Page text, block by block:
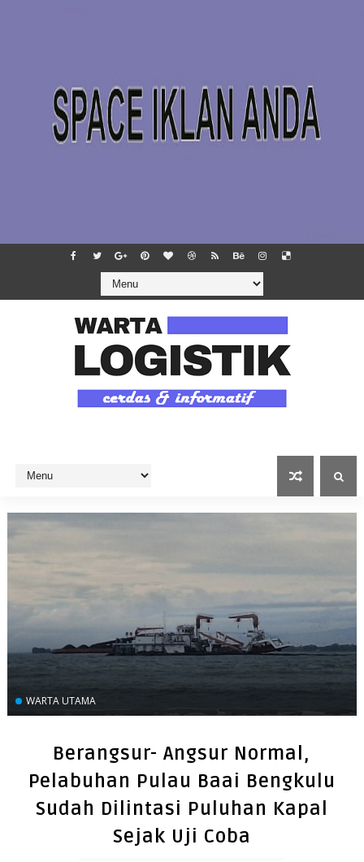
WARTA UTAMA
Berangsur- Angsur Normal,
Pelabuhan Pulau Baai Bengkulu
Sudah Dilintasi Puluhan Kapal
Sejak Uji Coba